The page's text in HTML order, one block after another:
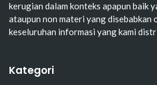
kerugian dalam konteks apapun baik
ataupun non materi yang disebabkan
keseluruhan informasi yang kami
Kategori